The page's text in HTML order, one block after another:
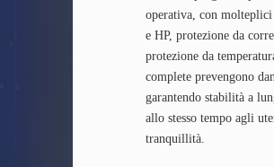
operativa, con
e HP, protezione da
protezione da
complete prevengono
garantendo stabilità a
allo stesso tempo agli
tranquillità.